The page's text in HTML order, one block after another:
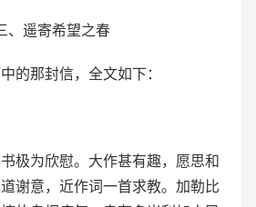
、遥寄希望之春
的那封信，全文如下：
极为欣慰。大作甚有趣，愿思和
谢意，近作词一首求教。加勒比